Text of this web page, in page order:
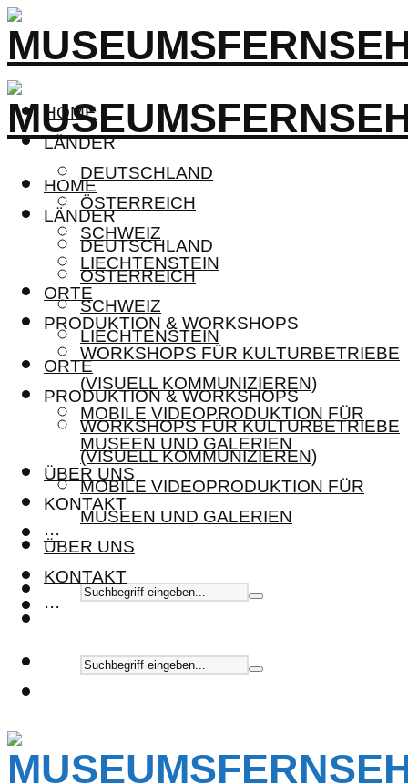
HOME
LÄNDER
DEUTSCHLAND
ÖSTERREICH
SCHWEIZ
LIECHTENSTEIN
ORTE
PRODUKTION & WORKSHOPS
WORKSHOPS FÜR KULTURBETRIEBE
(VISUELL KOMMUNIZIEREN)
MOBILE VIDEOPRODUKTION FÜR
MUSEEN UND GALERIEN
ÜBER UNS
KONTAKT
···
HOME
LÄNDER
DEUTSCHLAND
ÖSTERREICH
SCHWEIZ
LIECHTENSTEIN
ORTE
PRODUKTION & WORKSHOPS
WORKSHOPS FÜR KULTURBETRIEBE
(VISUELL KOMMUNIZIEREN)
MOBILE VIDEOPRODUKTION FÜR
MUSEEN UND GALERIEN
ÜBER UNS
KONTAKT
···